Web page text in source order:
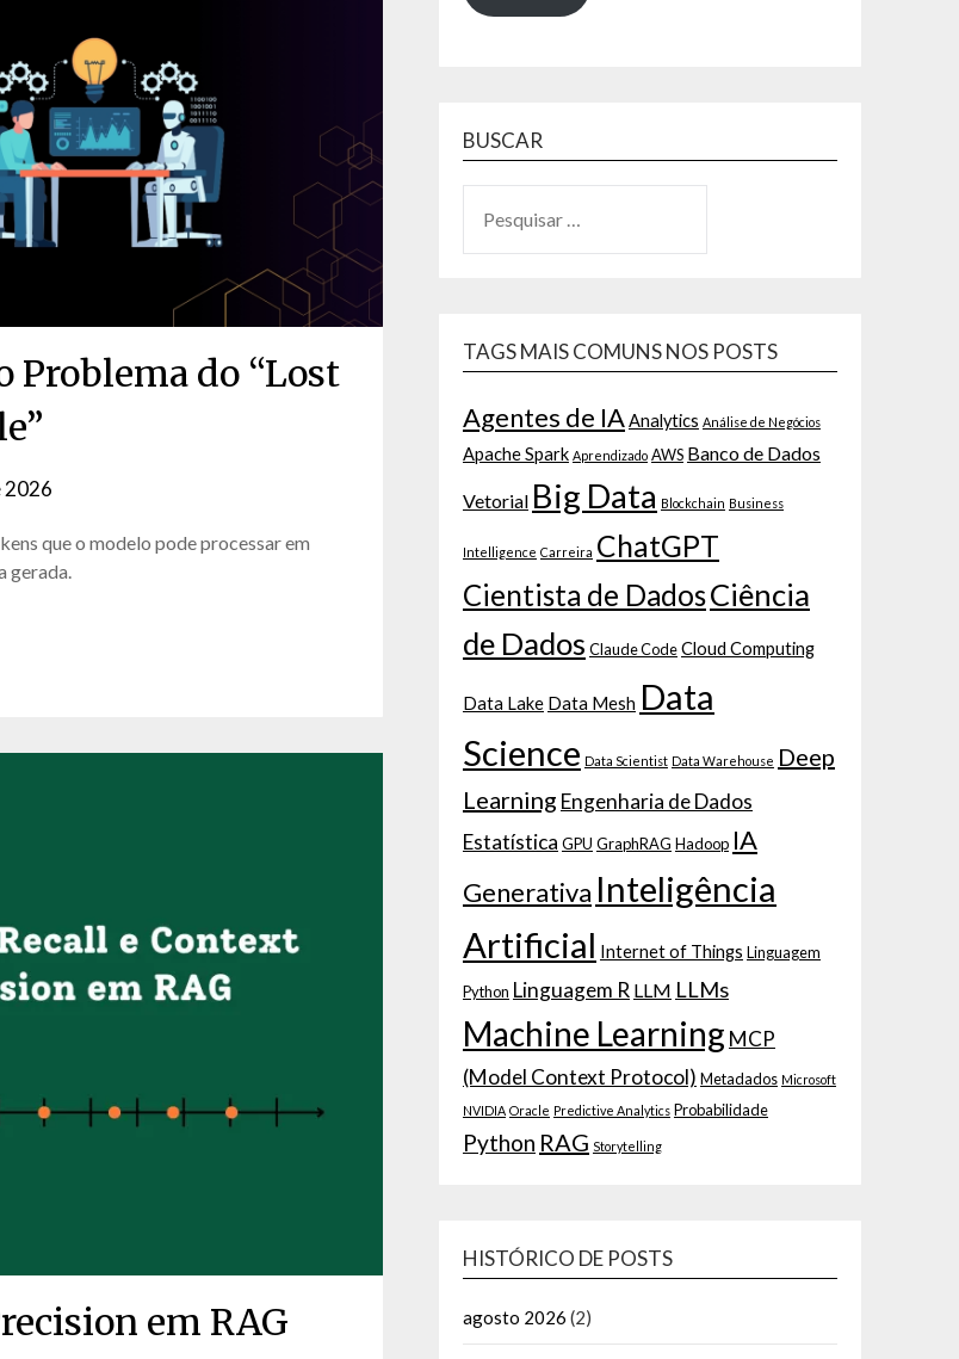
Problema do “Lost
2026
Matos
que o modelo pode processar em
gerada.
em RAG
BUSCAR
TAGS MAIS COMUNS NOS POSTS
Agentes de IAAnalytics Análise de Negócios
Apache Spark Aprendizado AWS Banco de Dados
Vetorial Big Data Blockchain Business
Intelligence Carreira ChatGPT
Cientista de DadosCiência
de Dados Claude CodeCloud Computing
Data Lake Data Mesh Data
Science Data Scientist Data Warehouse Deep
Learning Engenharia de Dados
Estatística GPU GraphRAG Hadoop IA
Generativa Inteligência
Artificial Internet of Things Linguagem
Python Linguagem R LLM LLMs
Machine Learning MCP
(Model Context Protocol) Metadados Microsoft
NVIDIA Oracle Predictive Analytics Probabilidade
Python RAG Storytelling
HISTÓRICO DE POSTS
agosto 2026 (2)